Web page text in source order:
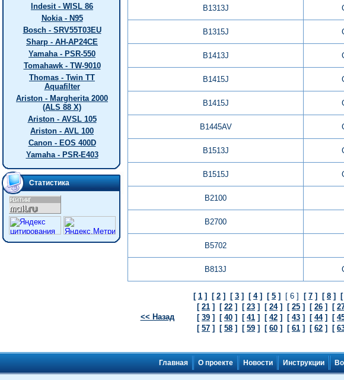
Indesit - WISL 86
Nokia - N95
Bosch - SRV55T03EU
Sharp - AH-AP24CE
Yamaha - PSR-550
Tomahawk - TW-9010
Thomas - Twin TT
Aquafilter
Ariston - Margherita 2000
(ALS 88 X)
Ariston - AVSL 105
Ariston - AVL 100
Canon - EOS 400D
Yamaha - PSR-E403
Статистика
B1313J
B1315J
B1413J
B1415J
B1415J
B1445AV
B1513J
B1515J
B2100
B2700
B5702
B813J
<< Назад
[ 1 ] [ 2 ] [ 3 ] [ 4] [ 5 ] [ 6 ] [ 7 ] [ 8 ] [
[ 21 ] [ 22 ] [ 23 ] [ 24] [ 25 ] [ 26 ] [
[ 39 ] [ 40 ] [ 41 ] [ 42 ] [ 43 ] [ 44] [
[ 57 ] [ 58 ] [ 59 ] [ 60 ] [ 61 ] [ 62 ] [
Главная О проекте Новости Инструкции